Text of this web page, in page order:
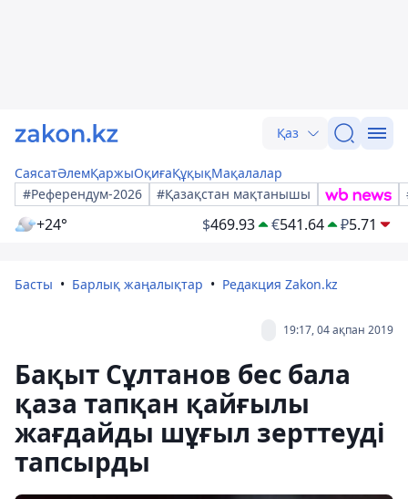
Қаз
СаясатӘлемҚаржыОқиғаҚұқықМақалалар
#Референдум-2026
#Қазақстан мақтанышы
+24° $469.93 €541.64 ₽5.71
Басты Барлық жаңалықтар Редакция Zakon.kz
19:17, 04 ақпан 2019
Бақыт Сұлтанов бес бала
қаза тапқан қайғылы
жағдайды шұғыл зерттеуді
тапсырды